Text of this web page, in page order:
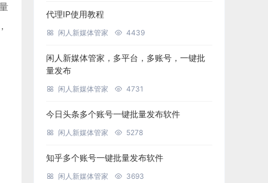
代理IP使用教程
闲人新媒体管家 4439
闲人新媒体管家，多平台，多账号，一键批
量发布
闲人新媒体管家 4731
今日头条多个账号一键批量发布软件
闲人新媒体管家 5278
知乎多个账号一键批量发布软件
闲人新媒体管家 3693